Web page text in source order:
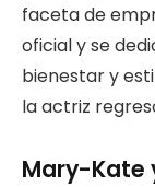
faceta de
oficial y se
bienestar y
la actriz
Mary-Kate